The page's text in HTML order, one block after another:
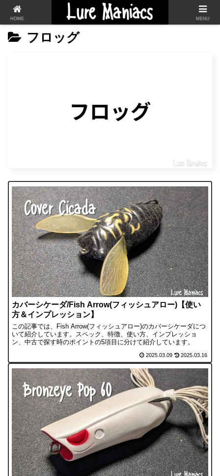
フロッグ
カバーシケーダ/Fish Arrow(フィッシュアロー)【使い
方＆インプレッション】
この記事では、Fish Arrow(フィッシュアロー)のカバーシケーダにつ
いて紹介しています。スペック、特徴、使い方、インプレッショ
ン、中古で探す時のポイントの5項目に分けて紹介しています。
2025.03.09 2025.03.16
HOME MENU